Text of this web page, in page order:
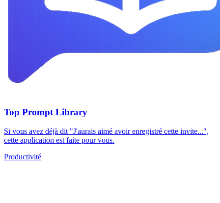
Top Prompt Library
Si vous avez déjà dit "J'aurais aimé avoir enregistré cette invite...",
cette application est faite pour vous.
Productivité